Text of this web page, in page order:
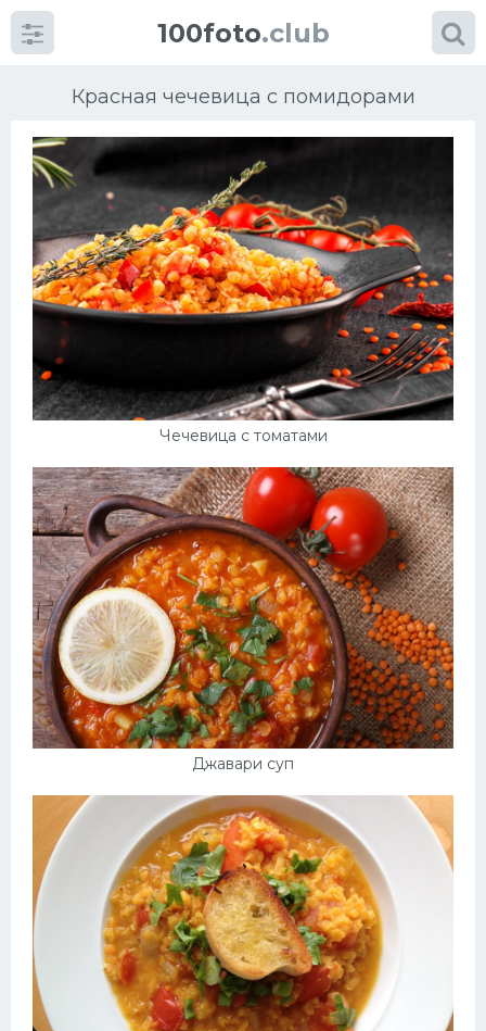
100foto.club
Красная чечевица с помидорами
Чечевица с томатами
Джавари суп
Категориикартинок
Мясные блюда
Печенье
Выпечка
Десерт
Напитки
Дизайн комнаты